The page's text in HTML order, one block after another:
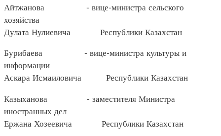
Айтжанова - вице-министра сельского
хозяйства
Дулата Нулиевича Республики Казахстан
Бурибаева - вице-министра культуры и
информации
Аскара Исмаиловича Республики Казахстан
Казыханова - заместителя Министра
иностранных дел
Ержана Хозеевича Республики Казахстан